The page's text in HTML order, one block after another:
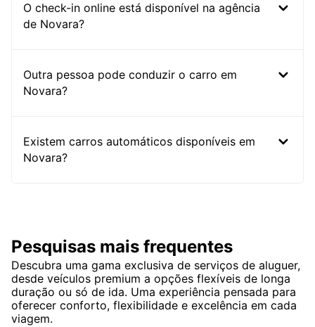
O check-in online está disponível na agência
de Novara?
Outra pessoa pode conduzir o carro em
Novara?
Existem carros automáticos disponíveis em
Novara?
Pesquisas mais frequentes
Descubra uma gama exclusiva de serviços de aluguer,
desde veículos premium a opções flexíveis de longa
duração ou só de ida. Uma experiência pensada para
oferecer conforto, flexibilidade e excelência em cada
viagem.